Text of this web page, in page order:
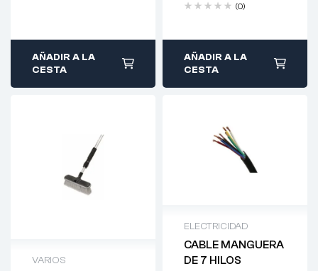
AÑADIR A LA
CESTA
(0)
AÑADIR A LA
CESTA
VARIOS
ELECTRICIDAD
CABLE MANGUERA
DE 7 HILOS